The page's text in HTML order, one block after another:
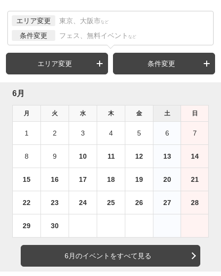
エリア変更 東京、大阪市 など
条件変更 フェス、無料イベント など
エリア変更 条件変更
6月
月 火 水 木 金 土 日
1 2 3 4 5 6 7
8 9 10 11 12 13 14
15 16 17 18 19 20 21
22 23 24 25 26 27 28
29 30
6月のイベントをすべて見る